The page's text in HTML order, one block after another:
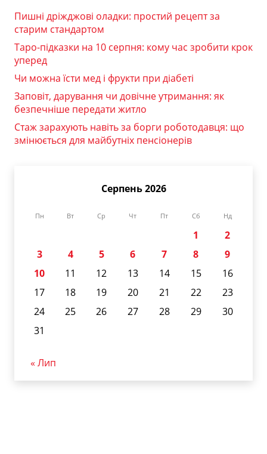
Пишні дріжджові оладки: простий рецепт за
старим стандартом
Таро-підказки на 10 серпня: кому час зробити крок
уперед
Чи можна їсти мед і фрукти при діабеті
Заповіт, дарування чи довічне утримання: як
безпечніше передати житло
Стаж зарахують навіть за борги роботодавця: що
змінюється для майбутніх пенсіонерів
Серпень 2026
Пн Вт Ср Чт Пт Сб Нд
1
2
3
4 5 6 7 8
9
10
11 12 13 14 15
16
17
18 19 20 21 22
23
24
25 26 27 28 29
30
31
« Лип